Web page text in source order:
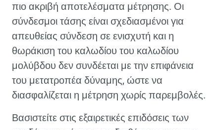
πιο ακριβή αποτελέσματα μέτρησης. Οι
σύνδεσμοι τάσης είναι σχεδιασμένοι για
απευθείας σύνδεση σε ενισχυτή και η
θωράκιση του καλωδίου του καλωδίου
μολύβδου δεν συνδέεται με την επιφάνεια
του μετατροπέα δύναμης, ώστε να
διασφαλίζεται η μέτρηση χωρίς παρεμβολές.
Βασιστείτε στις εξαιρετικές επιδόσεις των